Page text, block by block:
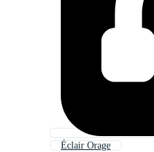
Éclair Orage